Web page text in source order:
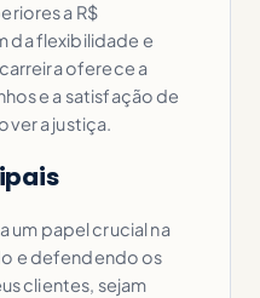
a R$
da flexibilidade e
oferece a
e a satisfação de
a justiça.
um papel crucial na
e defendendo os
clientes, sejam